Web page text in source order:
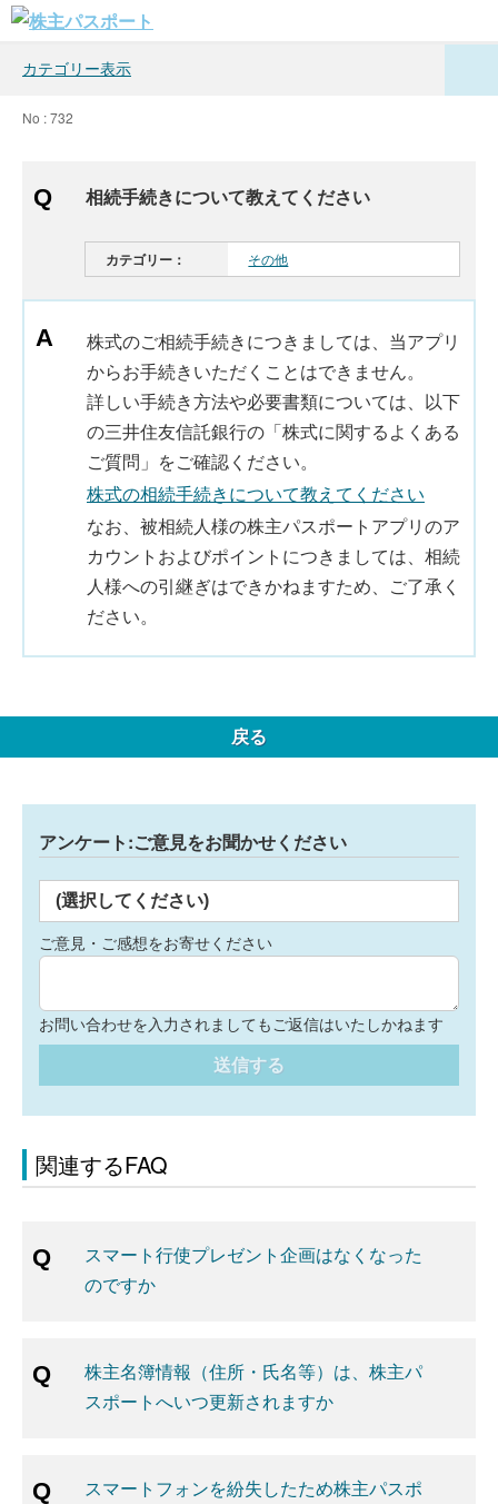
カテゴリー表示
No : 732
相続手続きについて教えてください
カテゴリー： その他
株式のご相続手続きにつきましては、当アプリ
からお手続きいただくことはできません。
詳しい手続き方法や必要書類については、以下
の三井住友信託銀行の「株式に関するよくある
ご質問」をご確認ください。
株式の相続手続きについて教えてください
なお、被相続人様の株主パスポートアプリのア
カウントおよびポイントにつきましては、相続
人様への引継ぎはできかねますため、ご了承く
ださい。
戻る
アンケート:ご意見をお聞かせください
(選択してください)
ご意見・ご感想をお寄せください
お問い合わせを入力されましてもご返信はいたしかねます
送信する
関連するFAQ
スマート行使プレゼント企画はなくなった
のですか
株主名簿情報（住所・氏名等）は、株主パ
スポートへいつ更新されますか
スマートフォンを紛失したため株主パスポ